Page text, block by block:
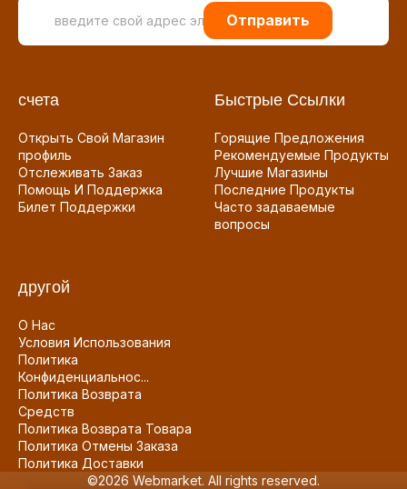
Отправить
счета
Открыть Свой Магазин
профиль
Отслеживать Заказ
Помощь И Поддержка
Билет Поддержки
Быстрые Ссылки
Горящие Предложения
Рекомендуемые Продукты
Лучшие Магазины
Последние Продукты
Часто задаваемые
вопросы
другой
О Нас
Условия Использования
Политика
Конфиденциальнос...
Политика Возврата
Средств
Политика Возврата Товара
Политика Отмены Заказа
Политика Доставки
©2026 Webmarket. All rights reserved.